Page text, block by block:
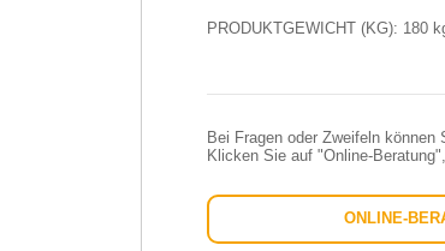
PRODUKTGEWICHT (KG): 180
Bei Fragen oder Zweifeln
Klicken Sie auf "Online-
ONLINE-